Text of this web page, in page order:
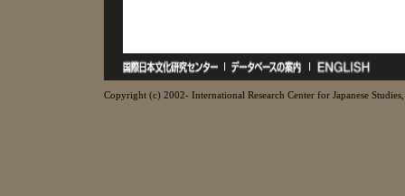
Copyright (c) 2002- International Research Center for Japanese